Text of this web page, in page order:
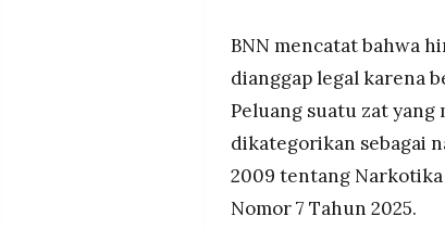
BNN mencatat bahwa
dianggap legal karena
Peluang suatu zat
dikategorikan sebagai
2009 tentang
Nomor 7 Tahun 2025.